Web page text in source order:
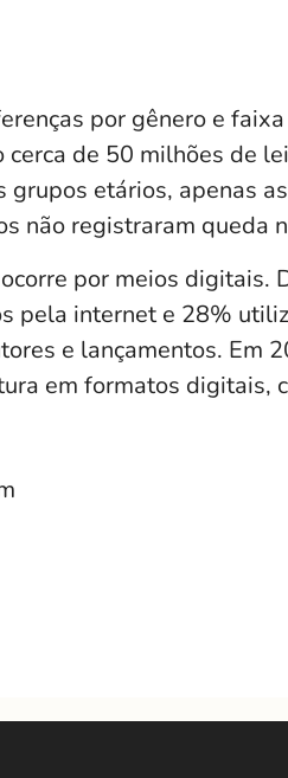
por gênero e
de 50 milhões de
grupos etários, apenas
não registraram queda
por meios digitais.
pela internet e 28%
e lançamentos. Em
em formatos digitais,